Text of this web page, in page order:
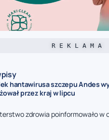
R E K L A M A
hantawirusa szczepu Andes
przez kraj w lipcu
zdrowia poinformowało w